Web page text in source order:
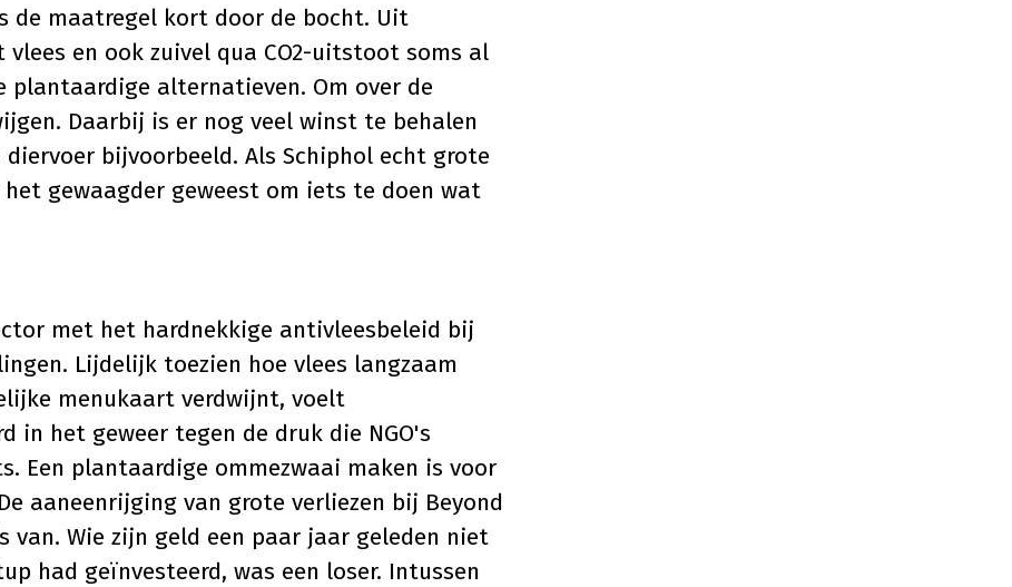
de maatregel kort door de bocht. Uit
en ook zuivel qua CO2-uitstoot soms al
alternatieven. Om over de
Daarbij is er nog veel winst te behalen
bijvoorbeeld. Als Schiphol echt grote
gewaagder geweest om iets te doen wat
met het hardnekkige antivleesbeleid bij
Lijdelijk toezien hoe vlees langzaam
menukaart verdwijnt, voelt
in het geweer tegen de druk die NGO's
Een plantaardige ommezwaai maken is voor
aaneenrijging van grote verliezen bij Beyond
van. Wie zijn geld een paar jaar geleden niet
had geïnvesteerd, was een loser. Intussen